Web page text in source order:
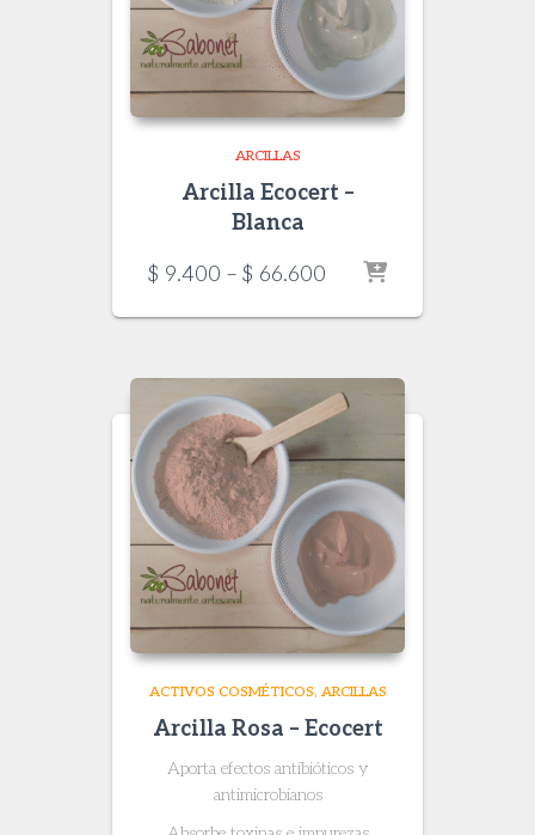
ARCILLAS
Arcilla Ecocert –
Blanca
$ 9.400 – $ 66.600 Price
$ 9.400
$ 66.600
ACTIVOS COSMÉTICOS ARCILLAS
Arcilla Rosa – Ecocert
Aporta efectos antibióticos y
antimicrobianos